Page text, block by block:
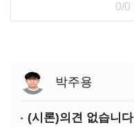
0/0
박주용
(시론)의견 없습니다